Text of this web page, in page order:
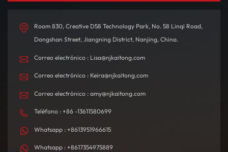
Room 830, Creative D58 Technology Park, No. 58 Linqi Road,
Dongshan Street, Jiangning District, Nanjing, China.
Correo electrónico : Lisa@njkaitong.com
Correo electrónico : Keira@njkaitong.com
Correo electrónico : amy@njkaitong.com
Teléfono : +86 -13611580699
Whatsapp : +8613951966615
Whatsapp : +8617354975889